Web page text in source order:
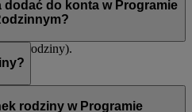
dodać do konta w Programie
rodziny).
dodawanie i usuwanie członków,
rodziny w Programie